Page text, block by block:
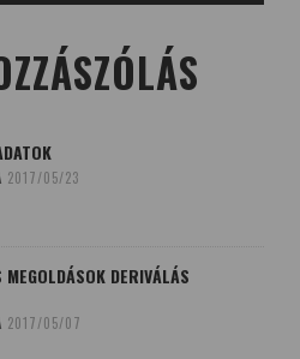
2017/05/23
MEGOLDÁSOK DERIVÁLÁS
2017/05/07